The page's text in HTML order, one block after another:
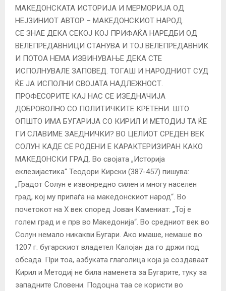
МАКЕДОНСКАТА ИСТОРИЈА И МЕРМОРИЈА ОД
НЕЈЗИНИОТ АВТОР – МАКЕДОНСКИОТ НАРОД.
СЕ ЗНАЕ ДЕКА СЕКОЈ КОЈ ПРИФАЌА НАРЕДБИ ОД
ВЕЛЕПРЕДАВНИЦИ СТАНУВА И ТОЈ ВЕЛЕПРЕДАВНИК.
И ПОТОА НЕМА ИЗВИНУВАЊЕ ДЕКА СТЕ
ИСПОЛНУВАЛЕ ЗАПОВЕД. ТОГАШ И НАРОДНИОТ СУД
ЌЕ ЈА ИСПОЛНИ СВОЈАТА НАДЛЕЖНОСТ.
ПРОФЕСОРИТЕ КАЈ НАС СЕ ИЗЕДНАЧИЈА
ДОБРОВОЛНО СО ПОЛИТИЧКИТЕ КРЕТЕНИ. ШТО
ОПШТО ИМА БУГАРИЈА СО КИРИЛ И МЕТОДИЈ ТА ЌЕ
ГИ СЛАВИМЕ ЗАЕДНИЧКИ? ВО ЦЕЛИОТ СРЕДЕН ВЕК
СОЛУН КАДЕ СЕ РОДЕНИ Е КАРАКТЕРИЗИРАН КАКО
МАКЕДОНСКИ ГРАД. Во својата „Историја
еклезијастика“ Теодори Кирски (387-457) пишува:
„Градот Солун е извонредно силен и многу населен
град, кој му припаѓа на македонскиот народ“. Во
почетокот на X век според Јован Камениат: „Тој е
голем град и е прв во Македонија“. Во средниот век во
Солун немало никакви Бугари. Ако имаше, немаше во
1207 г. бугарскиот владетел Калојан да го држи под
обсада. При тоа, азбуката глаголица која ја создаваат
Кирил и Методиј не била наменета за Бугарите, туку за
западните Словени. Подоцна таа се користи во